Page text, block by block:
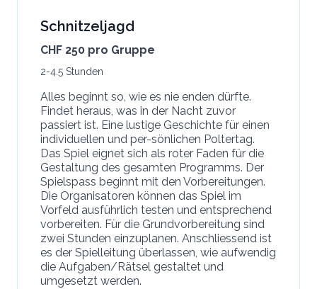
Schnitzeljagd
CHF 250 pro Gruppe
2-4.5 Stunden
Alles beginnt so, wie es nie enden dürfte.
Findet heraus, was in der Nacht zuvor
passiert ist. Eine lustige Geschichte für einen
individuellen und per-sönlichen Poltertag.
Das Spiel eignet sich als roter Faden für die
Gestaltung des gesamten Programms. Der
Spielspass beginnt mit den Vorbereitungen.
Die Organisatoren können das Spiel im
Vorfeld ausführlich testen und entsprechend
vorbereiten. Für die Grundvorbereitung sind
zwei Stunden einzuplanen. Anschliessend ist
es der Spielleitung überlassen, wie aufwendig
die Aufgaben/Rätsel gestaltet und
umgesetzt werden.